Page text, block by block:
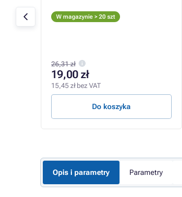
W magazynie > 20 szt
26,31 zł
19,00 zł
15,45 zł bez VAT
Do koszyka
Opis i parametry Parametry